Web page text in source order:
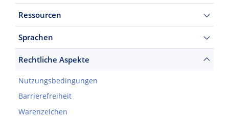
Ressourcen
Sprachen
Rechtliche Aspekte
Nutzungsbedingungen
Barrierefreiheit
Warenzeichen